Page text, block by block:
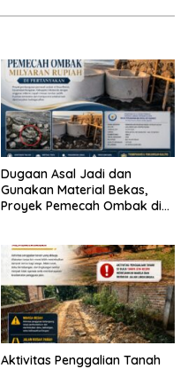
Dugaan Asal Jadi dan
Gunakan Material Bekas,
Proyek Pemecah Ombak di
Aktivitas Penggalian Tanah